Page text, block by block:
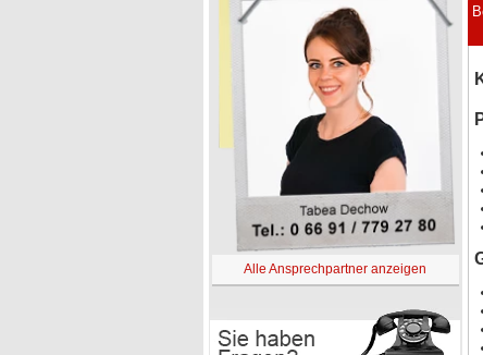
Alle Ansprechpartner anzeigen